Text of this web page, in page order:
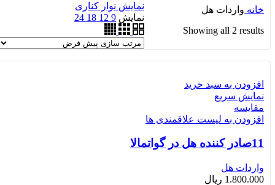
خانه واردات هل
Showing all 2 results
نمایش نوار کناری
نمایش 9
12
18
24
افزودن به سبد خرید
نمایش سریع
مقایسه
افزودن به لیست علاقمندی ها
11صادر کننده هل در گواتمالا
واردات هل
1.800.000 ریال